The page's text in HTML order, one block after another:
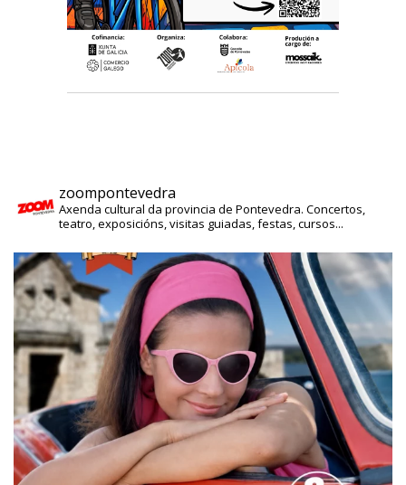
zoompontevedra
Axenda cultural da provincia de Pontevedra. Concertos,
teatro, exposicións, visitas guiadas, festas, cursos...